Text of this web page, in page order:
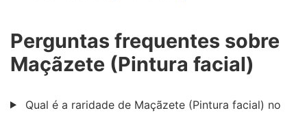
Perguntas frequentes sobre
Maçãzete (Pintura facial)
Qual é a raridade de Maçãzete (Pintura facial) no